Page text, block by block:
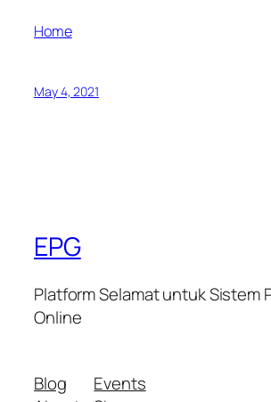
Home
May 4, 2021
EPG
Platform Selamat untuk Sistem
Online
Blog
Events